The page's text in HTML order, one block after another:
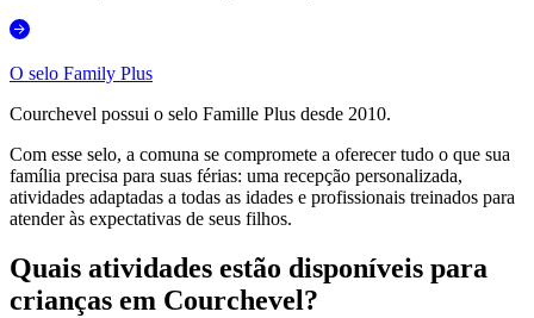
O selo Family Plus
Courchevel possui o selo Famille Plus desde 2010.
Com esse selo, a comuna se compromete a oferecer tudo o que sua
família precisa para suas férias: uma recepção personalizada,
atividades adaptadas a todas as idades e profissionais treinados para
atender às expectativas de seus filhos.
Quais atividades estão disponíveis para
crianças em Courchevel?